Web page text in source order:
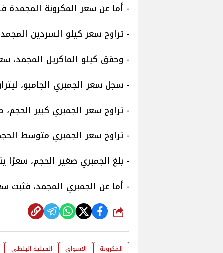
- أما عن سعر المكرونة المجمدة فبلغ
- تراوح سعر كيلو السردين المجمد من 50 إلى
- وحقق كيلو الماكريل المجمد، سعرًا متراوحًا
- سجل سعر الجمبري الجامبو، ليتراوح من 720 و780
- تراوح سعر الجمبري كبير الحجم، من 620 و 680 جنيهًا
- تراوح سعر الجمبري متوسط الحجم، من 520 و 580
- بلغ الجمبري صغير الحجم، سعرًا يتراوح ما بين
- أما عن الجمبري المجمد، فثبت سعره ما بين 175
شارك
المكرونة الاسواق الفيلية البلطى